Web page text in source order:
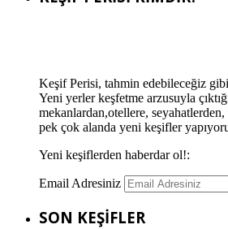
Keşif Perisi, tahmin edebileceğiz
Yeni yerler keşfetme arzusuyla
mekanlardan,otellere,
pek çok alanda yeni keşifler
Yeni keşiflerden haberdar ol!:
Email Adresiniz
SON KEŞİFLER